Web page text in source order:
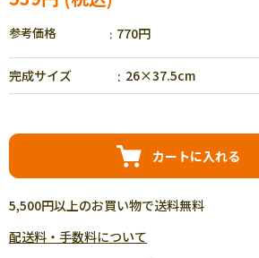
参考価格 770円
完成サイズ 26×37.5cm
カートに入れる
5,500円以上のお買い物で送料無料
配送料・手数料について